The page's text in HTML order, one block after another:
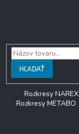
HĽADAŤ
Rozkresy NAREX
Rozkresy METABO